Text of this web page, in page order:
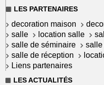
LES PARTENAIRES
decoration maison
salle
location salle
salle de séminaire
salle de réception
Liens partenaires
LES ACTUALITÉS